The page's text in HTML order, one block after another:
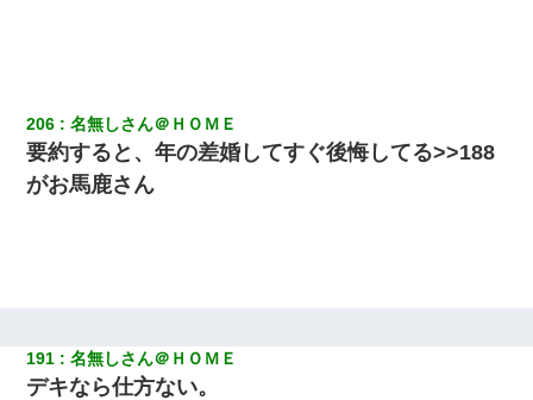
206 名無しさん＠ＨＯＭＥ
要約すると、年の差婚してすぐ後悔してる>>188
がお馬鹿さん
191 名無しさん＠ＨＯＭＥ
デキなら仕方ない。